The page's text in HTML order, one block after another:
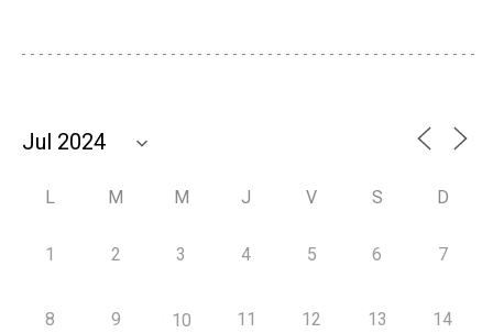
L M M J V S D
1 2 3 4 5 6 7
8 9 10 11 12 13 14